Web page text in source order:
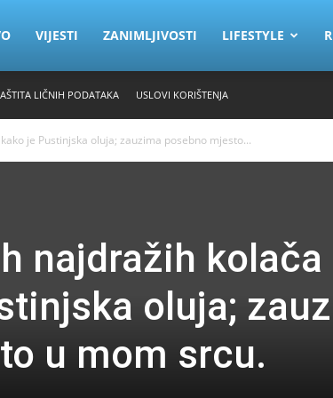
VIJESTI ZANIMLJIVOSTI LIFESTYLE
LIČNIH PODATAKA USLOVI KORIŠTENJA
je Pustinjska oluja; zauzima posebno mjesto...
najdražih kolača
oluja;
u mom srcu.